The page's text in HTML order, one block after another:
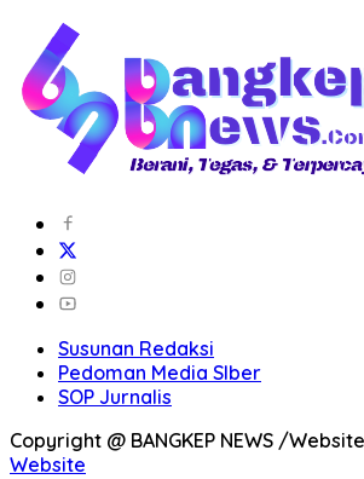
Susunan Redaksi
Pedoman Media SIber
SOP Jurnalis
Copyright @ BANGKEP NEWS /
Website